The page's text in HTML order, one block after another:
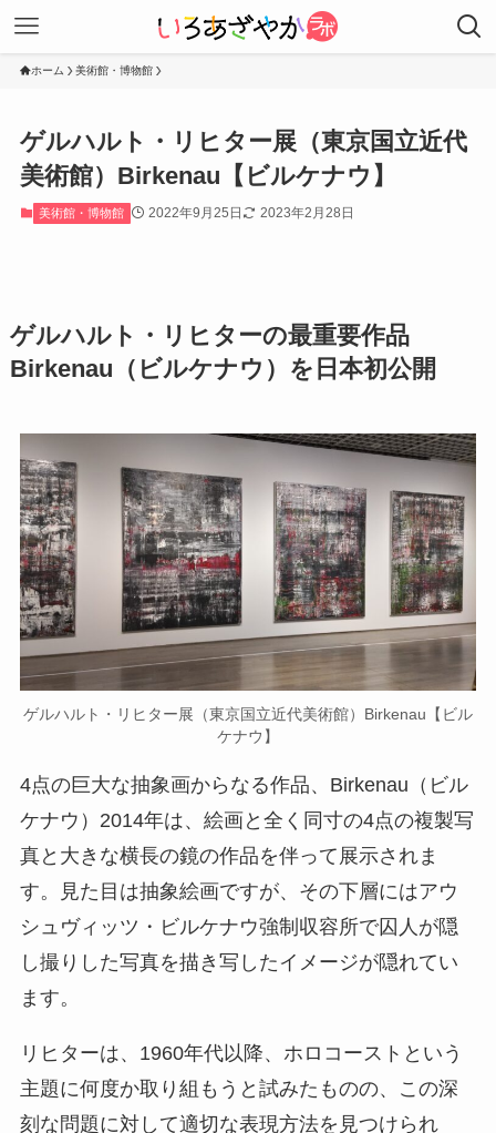
ホーム 美術館・博物館
ゲルハルト・リヒター展（東京国立近代
美術館）Birkenau【ビルケナウ】
美術館・博物館 2022年9月25日 2023年2月28日
ゲルハルト・ リヒターの最重要作品
Birkenau（ビルケナウ）を日本初公開
ゲルハルト・リヒター展（東京国立近代美術館）Birkenau【ビル
ケナウ】
4点の巨大な抽象画からなる作品、Birkenau（ビル
ケナウ）2014年は、絵画と全く同寸の4点の複製写
真と大きな横長の鏡の作品を伴って展示されま
す。見た目は抽象絵画ですが、その下層にはアウ
シュヴィッツ・ビルケナウ強制収容所で囚人が隠
し撮りした写真を描き写したイメージが隠れてい
ます。
リヒターは、1960年代以降、ホロコーストという
主題に何度か取り組もうと試みたものの、この深
刻な問題に対して適切な表現方法を見つけられ